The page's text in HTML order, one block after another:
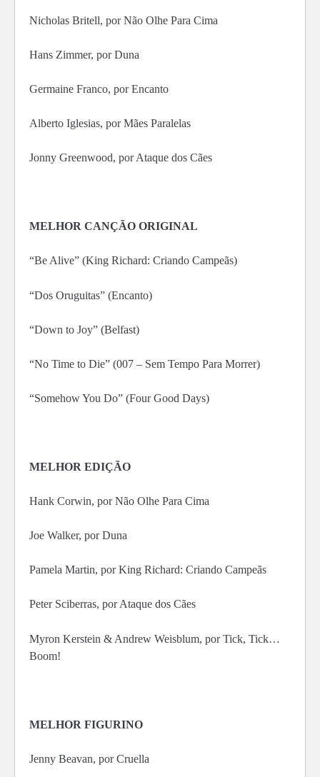
Nicholas Britell, por Não Olhe Para Cima
Hans Zimmer, por Duna
Germaine Franco, por Encanto
Alberto Iglesias, por Mães Paralelas
Jonny Greenwood, por Ataque dos Cães
MELHOR CANÇÃO ORIGINAL
“Be Alive” (King Richard: Criando Campeãs)
“Dos Oruguitas” (Encanto)
“Down to Joy” (Belfast)
“No Time to Die” (007 – Sem Tempo Para Morrer)
“Somehow You Do” (Four Good Days)
MELHOR EDIÇÃO
Hank Corwin, por Não Olhe Para Cima
Joe Walker, por Duna
Pamela Martin, por King Richard: Criando Campeãs
Peter Sciberras, por Ataque dos Cães
Myron Kerstein & Andrew Weisblum, por Tick, Tick…
Boom!
MELHOR FIGURINO
Jenny Beavan, por Cruella